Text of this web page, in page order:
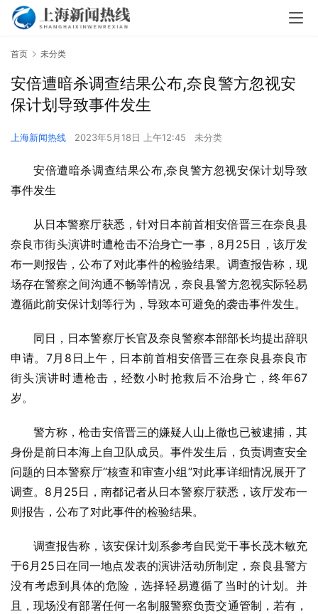
首页 未分类
安倍遭暗杀调查结果公布,奈良警方忽视安
保计划导致事件发生
上海新闻热线 2023年5月18日 上午12:45 未分类
安倍遭暗杀调查结果公布,奈良警方忽视安保计划导致
事件发生
从日本警察厅获悉，针对日本前首相安倍晋三在奈良县
奈良市街头演讲时遭枪击不治身亡一事，8月25日，该厅发
布一则报告，公布了对此事件的检验结果。调查报告称，现
场存在警察之间沟通不畅等情况，奈良县警方忽视实际轻易
遵循此前安保计划等行为，导致本可避免的袭击事件发生。
同日，日本警察厅长官及奈良警察本部部长均提出辞职
申请。7月8日上午，日本前首相安倍晋三在奈良县奈良市
街头演讲时遭枪击，经数小时抢救后不治身亡，终年67
岁。
警方称，枪击安倍晋三的嫌疑人山上徹也已被逮捕，其
身份是前日本海上自卫队成员。事件发生后，负责调查安全
问题的日本警察厅“核查和审查小组”对此事详细情况展开了
调查。8月25日，南都记者从日本警察厅获悉，该厅发布一
则报告，公布了对此事件的检验结果。
调查报告称，该安保计划系参考自民党干事长茂木敏充
于6月25日在同一地点发表的演讲活动所制定，奈良县警方
没有考虑到具体的危险，选择轻易遵循了当时的计划。并
且，现场没有部署任何一名制服警察负责交通管制，若有，